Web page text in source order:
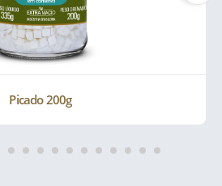
Picado 200g